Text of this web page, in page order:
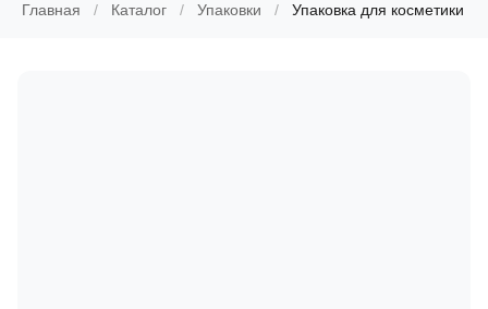
Главная / Каталог / Упаковки / Упаковка для косметики